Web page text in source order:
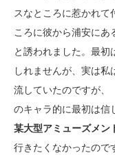
スなところに惹かれて
ころに彼から浦安にあ
と誘われました。最初
しれませんが、実は
流していたのですが
のキャラ的に最初は信
某大型アミューズメン
行きたくなかったので